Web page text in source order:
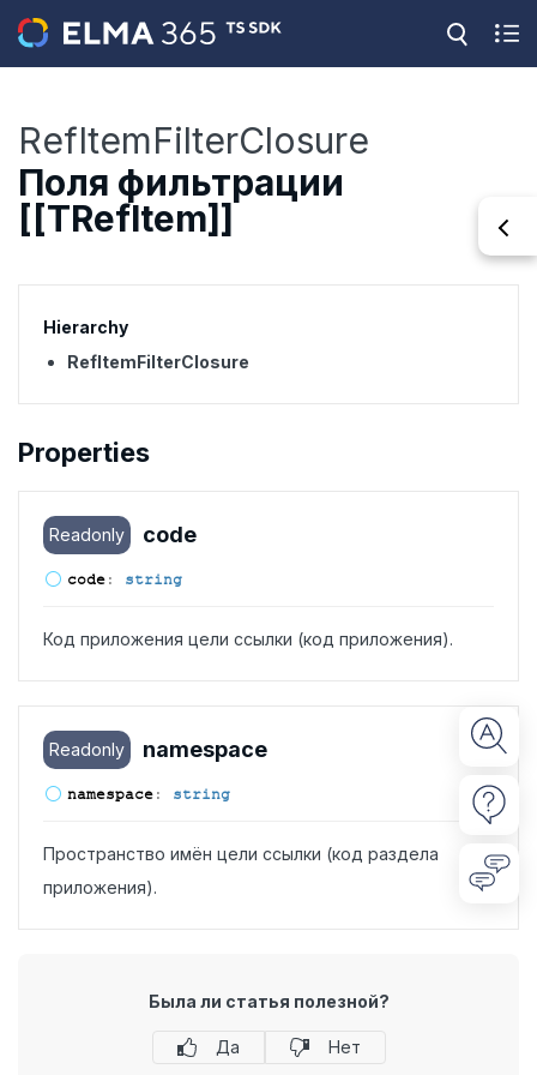
RefItemFilterClosure
Поля фильтрации
[[TRefItem]]
Hierarchy
RefItemFilterClosure
Properties
Readonly code
code: string
Код приложения цели ссылки (код приложения).
Readonly namespace
namespace: string
Пространство имён цели ссылки (код раздела
приложения).
Была ли статья полезной?
Да Нет